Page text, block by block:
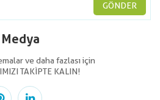
GÖNDER
Medya
ve daha fazlası için
TAKİPTE KALIN!